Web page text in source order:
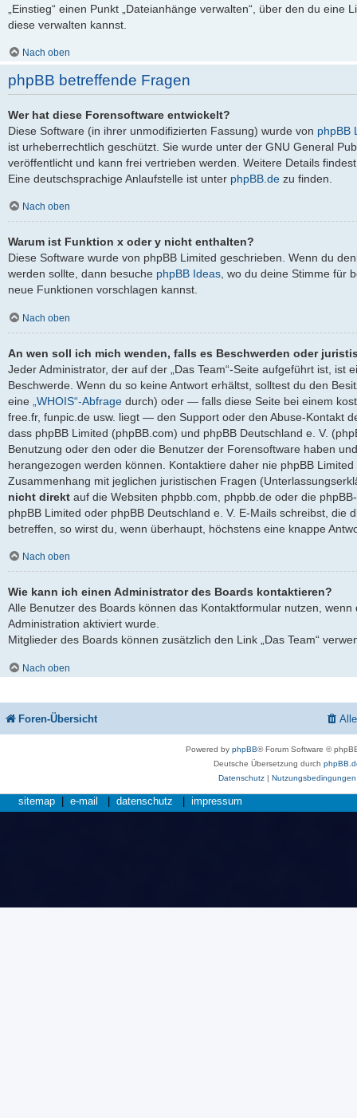
„Einstieg“ einen Punkt „Dateianhänge verwalten“, über den du
diese verwalten kannst.
Nach oben
phpBB betreffende Fragen
Wer hat diese Forensoftware entwickelt?
Diese Software (in ihrer unmodifizierten Fassung) wurde von phpBB
ist urheberrechtlich geschützt. Sie wurde unter der GNU General
veröffentlicht und kann frei vertrieben werden. Weitere Details
Eine deutschsprachige Anlaufstelle ist unter phpBB.de zu finden.
Nach oben
Warum ist Funktion x oder y nicht enthalten?
Diese Software wurde von phpBB Limited geschrieben. Wenn du
werden sollte, dann besuche phpBB Ideas, wo du deine Stimme für
neue Funktionen vorschlagen kannst.
Nach oben
An wen soll ich mich wenden, falls es Beschwerden oder
Jeder Administrator, der auf der „Das Team“-Seite aufgeführt ist, ist
Beschwerde. Wenn du so keine Antwort erhältst, solltest du den
eine „WHOIS“-Abfrage durch) oder — falls diese Seite bei einem
free.fr, funpic.de usw. liegt — den Support oder den Abuse-Kontakt
dass phpBB Limited (phpBB.com) und phpBB Deutschland e. V.
Benutzung oder den oder die Benutzer der Forensoftware haben
herangezogen werden können. Kontaktiere daher nie phpBB
Zusammenhang mit jeglichen juristischen Fragen
nicht direkt auf die Websiten phpbb.com, phpbb.de oder die
phpBB Limited oder phpBB Deutschland e. V. E-Mails schreibst, die
betreffen, so wirst du, wenn überhaupt, höchstens eine knappe
Nach oben
Wie kann ich einen Administrator des Boards kontaktieren?
Alle Benutzer des Boards können das Kontaktformular nutzen,
Administration aktiviert wurde.
Mitglieder des Boards können zusätzlich den Link „Das Team“
Nach oben
Foren-Übersicht
Powered byphpBB® Forum Software ©
Deutsche Übersetzung durch
Datenschutz| Nutzungsbedingungen
sitemap | e-mail | datenschutz | impressum